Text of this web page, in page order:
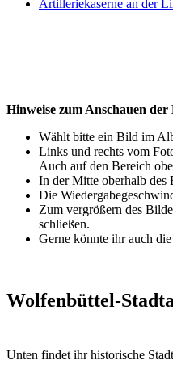
Artilleriekaserne an der
Hinweise zum Anschauen der
Wählt bitte ein Bild im
Links und rechts vom
Auch auf den Bereich
In der Mitte oberhalb des
Die
Zum vergrößern des
schließen.
Gerne könnte ihr auch
Wolfenbüttel-
Unten findet ihr historische